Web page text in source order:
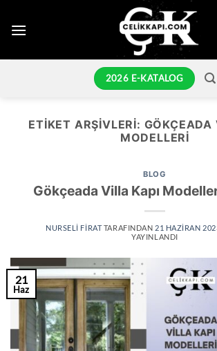
atla
2026 E-KATALOG
ETIKET ARŞIVLERI: GÖKÇEADA
MODELLERI
BLOG
Gökçeada Villa Kapı
NURSELI FIRATTARAFINDAN 21 HAZIRAN
YAYINLANDI
21
Haz